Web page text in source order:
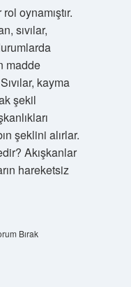
oynamıştır.
sıvılar,
madde
kayma
şekil
şeklini alırlar.
Akışkanlar
hareketsiz
Bırak